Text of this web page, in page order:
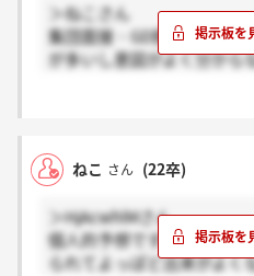
＞ねこさん
集団面接・GD割と手応え
が多いし意図がよく分から
ねこ さん (22卒)
＞HjAcwhlMさん
個人的予想ですけど GDの
られてよっぽど出来がよ